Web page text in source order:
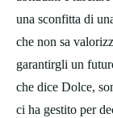
una sconfitta di
che non sa
garantirgli un
che dice Dolce,
ci ha gestito per